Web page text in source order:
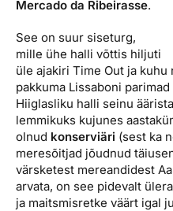
Mercado da Ribeirasse.
See on suur siseturg,
mille ühe halli võttis hiljuti
üle ajakiri Time Out ja
pakkuma Lissaboni
Hiiglasliku halli seinu
lemmikuks kujunes
olnud konserviäri (sest ka
meresõitjad jõudnud
värsketest mereandidest
arvata, on see pidevalt
ja maitsmisretke väärt igal